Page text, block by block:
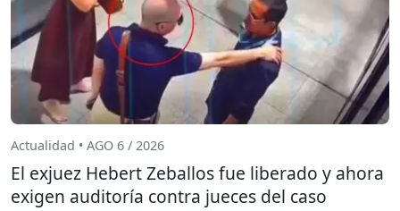
Actualidad • AGO 6 / 2026
El exjuez Hebert Zeballos fue liberado y ahora
exigen auditoría contra jueces del caso